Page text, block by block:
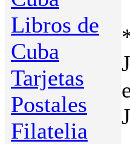
Libros de
Cuba
Tarjetas
Postales
Filatelia